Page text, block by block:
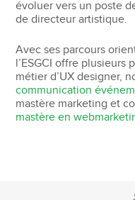
évoluer vers un poste
de directeur artistique.
Avec ses parcours
l’ESGCI offre plusieurs
métier d’UX designer,
communication
mastère marketing et
mastère en